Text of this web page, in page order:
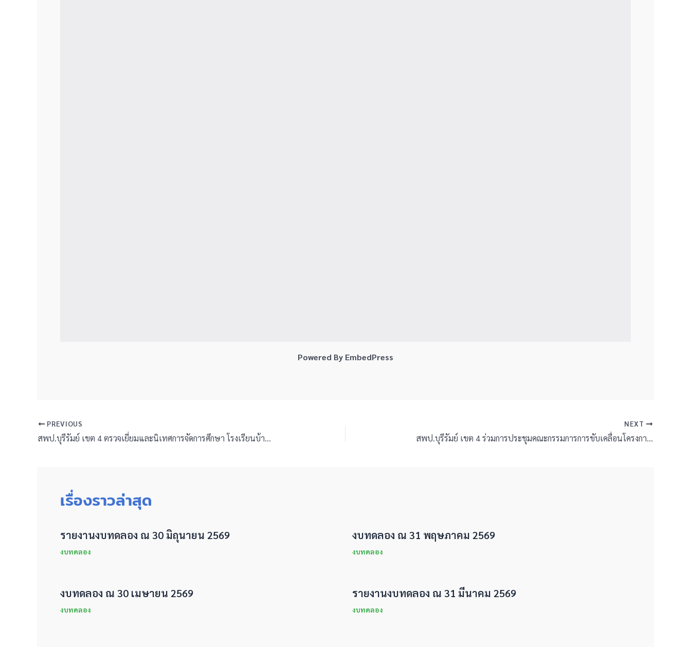
Powered By EmbedPress
PREVIOUS
สพป.บุรีรัมย์ เขต 4 ตรวจเยี่ยมและนิเทศการจัดการศึกษา โรงเรียนบ้านหนองนกเกรียน, โรงเรียนบ้านร่อนทอง, โรงเรียนบ้านหนองน้ำขุ่น
NEXT
สพป.บุรีรัมย์ เขต 4 ร่วมการประชุมคณะกรรมการการขับเคลื่อนโครงการเพิ่มทักษะด้านอาชีพแก่นักเรียนที่ไม่ได้เรียนต่อหลังจบการศึกษาภาคบังคับ
เรื่องราวล่าสุด
รายงานงบทดลอง ณ 30 มิถุนายน 2569
งบทดลอง
งบทดลอง ณ 31 พฤษภาคม 2569
งบทดลอง
งบทดลอง ณ 30 เมษายน 2569
งบทดลอง
รายงานงบทดลอง ณ 31 มีนาคม 2569
งบทดลอง